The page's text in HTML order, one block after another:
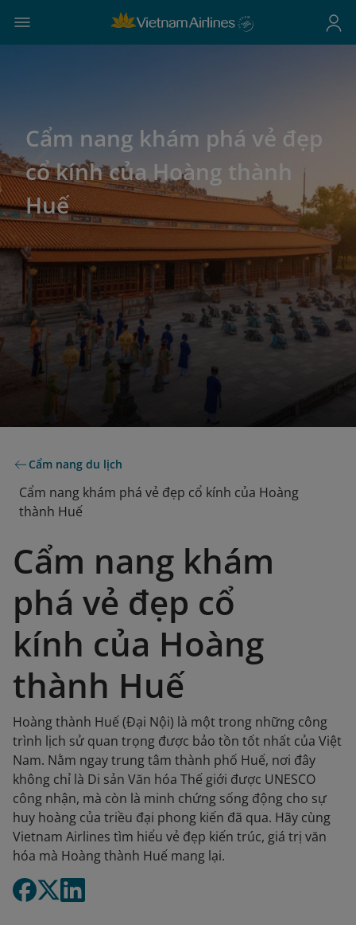
Cẩm nang khám phá vẻ đẹp
cổ kính của Hoàng thành
Huế
Cẩm nang du lịch
Cẩm nang khám phá vẻ đẹp cổ kính của Hoàng
thành Huế
Cẩm nang khám
phá vẻ đẹp cổ
kính của Hoàng
thành Huế
Hoàng thành Huế (Đại Nội) là một trong những công
trình lịch sử quan trọng được bảo tồn tốt nhất của Việt
Nam. Nằm ngay trung tâm thành phố Huế, nơi đây
không chỉ là Di sản Văn hóa Thế giới được UNESCO
công nhận, mà còn là minh chứng sống động cho sự
huy hoàng của triều đại phong kiến đã qua. Hãy cùng
Vietnam Airlines tìm hiểu vẻ đẹp kiến trúc, giá trị văn
hóa mà Hoàng thành Huế mang lại.